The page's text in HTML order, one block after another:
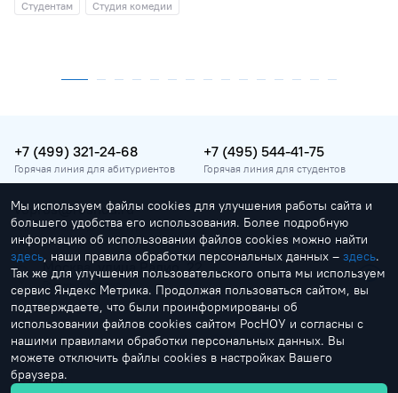
Студентам
Студия комедии
+7 (499) 321-24-68
Горячая линия для абитуриентов
+7 (495) 544-41-75
Горячая линия для студентов
vopros@rosnou.ru
Горячая линия для абитуриентов
Москва, улица Радио, 22
Главный корпус
by Creonit
Мы используем файлы cookies для улучшения работы сайта и
большего удобства его использования. Более подробную
информацию об использовании файлов cookies можно найти
здесь, наши правила обработки персональных данных – здесь.
Так же для улучшения пользовательского опыта мы используем
сервис Яндекс Метрика. Продолжая пользоваться сайтом, вы
подтверждаете, что были проинформированы об
использовании файлов cookies сайтом РосНОУ и согласны с
нашими правилами обработки персональных данных. Вы
можете отключить файлы cookies в настройках Вашего
браузера.